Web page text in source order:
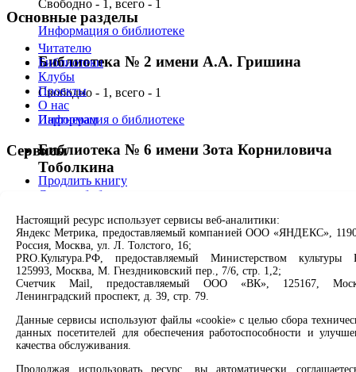
Свободно - 1, всего - 1
Информация о библиотеке
Библиотека № 2 имени А.А. Гришина
Свободно - 1, всего - 1
Информация о библиотеке
Библиотека № 6 имени Зота Корниловича
Тоболкина
Информация о библиотеке
Библиотека № 7 имени И.М. Ермакова
Свободно - 1, всего - 1
Информация о библиотеке
Библиотека № 8 имени А.П. Чехова
Основные разделы
Читателю
Библиотеки
Клубы
Проекты
О нас
Партнерам
Сервисы
Продлить книгу
Спроси библиотекаря
Оцените качество услуг
Направить обращение директору
Соцсети
Вконтакте
Max
Rutube
Настоящий ресурс использует сервисы веб-аналитики:
Яндекс Метрика, предоставляемый компанией ООО «ЯНДЕКС»,
Россия, Москва, ул. Л. Толстого, 16;
PRO.Культура.РФ, предоставляемый Министерством культуры
125993, Москва, М. Гнездниковский пер., 7/6, стр. 1,2;
Счетчик Mail, предоставляемый ООО «ВК», 125167,
Ленинградский проспект, д. 39, стр. 79.
Данные сервисы используют файлы «cookie» с целью сбора
данных посетителей для обеспечения работоспособности и
качества обслуживания.
Продолжая использовать ресурс, вы автоматически